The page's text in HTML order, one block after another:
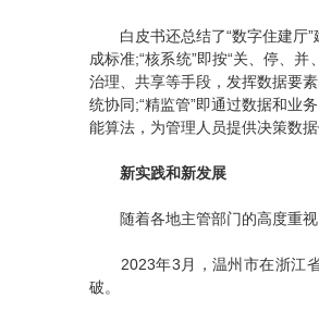
白皮书还总结了“数字住建厅”
成标准;“核系统”即按“关、停、
治理、共享等手段，发挥数据要
统协同;“精监管”即通过数据和业
能算法，为管理人员提供决策数据
新实践和新发展
随着各地主管部门的高度重视
2023年3月，温州市在浙江省
破。